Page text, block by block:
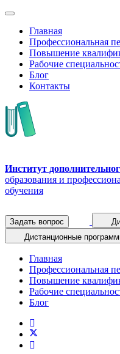
Главная
Профессиональная
Повышение
Рабочие
Блог
Контакты
Институт
образования и
обучения
Задать вопрос
Дистанционные
Главная
Профессиональная
Повышение
Рабочие
Блог